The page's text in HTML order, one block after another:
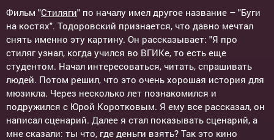
Фильм "Стиляги" по началу имел другое название – "Буги
на костях". Тодоровский признается, что давно мечтал
снять именно эту картину. Он рассказывает: "Я про
стиляг узнал, когда учился во ВГИКе, то есть еще
студентом. Начал интересоваться, читать, спрашивать
людей. Потом решил, что это очень хорошая история для
мюзикла. Через несколько лет познакомился и
подружился с Юрой Коротковым. Я ему все рассказал, он
написал сценарий. Далее я стал показывать сценарий, а
мне сказали: ты что, где деньги взять? Так это кино